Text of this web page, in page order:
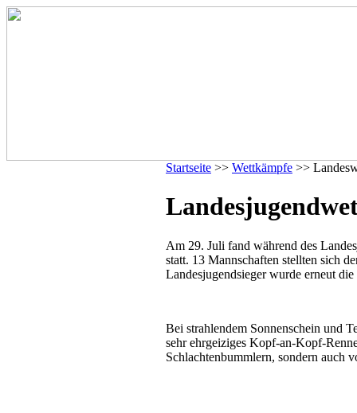
Startseite >> Wettkämpfe >>
Am 29. Juli fand während des
statt. 13 Mannschaften stellten sich
Landesjugendsieger wurde erneut
Bei strahlendem Sonnenschein und
sehr ehrgeiziges Kopf-an-Kopf-
Schlachtenbummlern, sondern auch